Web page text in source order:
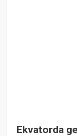
Ekvatorda